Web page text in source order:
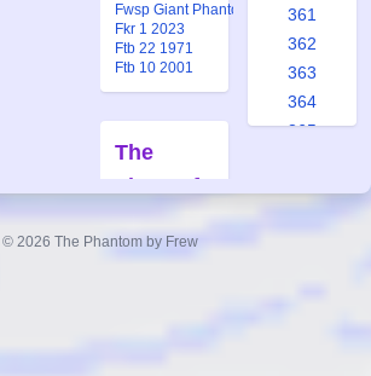
Fwsp Giant Phantom 22
Fkr 1 2023
Ftb 22 1971
Ftb 10 2001
The
Lions of
Kukhan
Forfatter:
361
362
363
364
365
© 2026 The Phantom by Frew